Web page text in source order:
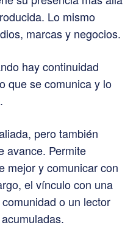
Lo mismo
marcas y negocios.
hay continuidad
que se comunica y lo
pero también
avance. Permite
mejor y comunicar con
el vínculo con una
o un lector